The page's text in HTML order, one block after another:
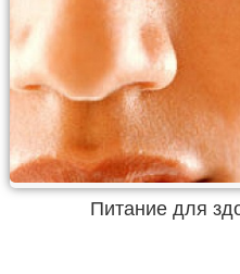
Питание для